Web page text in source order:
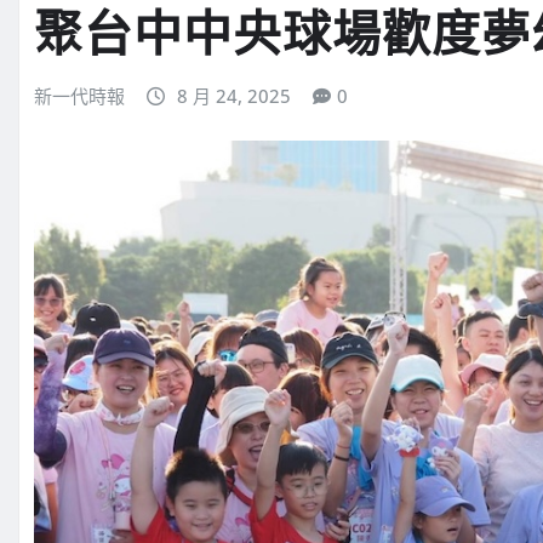
聚台中中央球場歡度
新一代時報 8 月 24, 2025 0